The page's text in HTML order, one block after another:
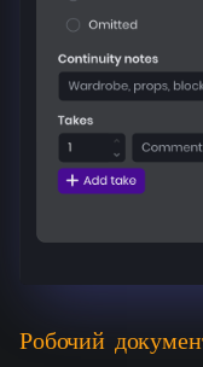
Робочий